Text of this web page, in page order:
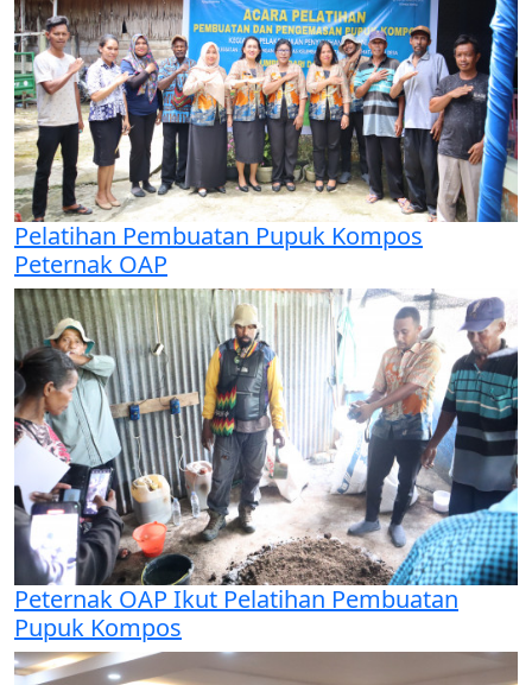
Pelatihan Pembuatan Pupuk Kompos
Peternak OAP
Peternak OAP Ikut Pelatihan Pembuatan
Pupuk Kompos